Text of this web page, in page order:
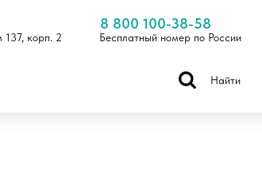
8 800 100-38-58
Бесплатный номер по России
137, корп. 2
Найти